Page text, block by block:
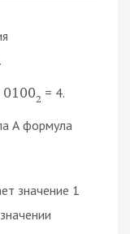
01002 = 4.
А формула
значение 1